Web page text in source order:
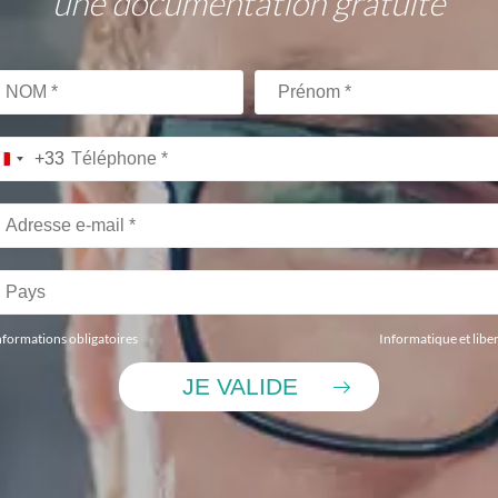
+33
obligatoires Informatique et